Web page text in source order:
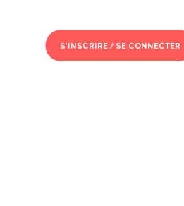
S'INSCRIRE /SE CONNECTER